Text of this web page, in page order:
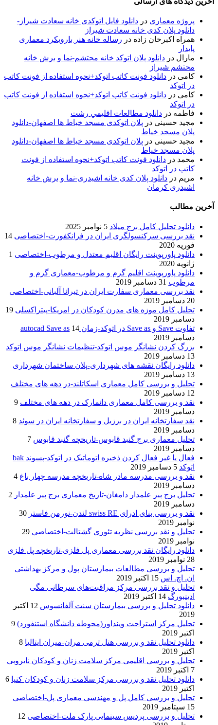
پروژه معماری در دانلود فایل اتوکدی خانه سعادت شیراز-
دانلود پلان کدی خانه سعادت شیراز
همراه اکبرخان زاده در رساله خانه هنر بارویکرد معماری
پایدار
مارال در دانلود پلان اتوکد خانه محتشم-نما و برش خانه
محتشم شیراز
کامی در دانلود فونت کاتب اتوکد+نحوه استفاده از فونت کاتب
در اتوکد
کامی در دانلود فونت کاتب اتوکد+نحوه استفاده از فونت کاتب
در اتوکد
فاطمه در دانلود مطالعات اقليمي رشت
مجید حسینی در پلان اتوکدی مسجد خیاط ها اصفهان-دانلود
پلان مسجد خیاط
مجید حسینی در پلان اتوکدی مسجد خیاط ها اصفهان-دانلود
پلان مسجد خیاط
محمد در دانلود فونت کاتب اتوکد+نحوه استفاده از فونت
کاتب در اتوکد
مریم در دانلود پلان کدی خانه اشیدری-نما و برش خانه
اشیدری کرمان
آخرین مطالب
دانلود تحلیل کامل برج میلاد 5 نوامبر 2025
نقد بررسی سرکنسولگری ایران در فرانکفورت-اختصاصی 14
فوریه 2020
دانلود پاورپوینت رایگان اقلیم معتدل و مرطوب-اختصاصی 1
ژانویه 2020
دانلود پاورپوینت اقلیم گرم و مرطوب-معماری گرم و
مرطوب 31 دسامبر 2019
نقد بررسی معماری سفارت ایران در تیرانا آلبانی-اختصاصی
20 دسامبر 2019
تحلیل کامل موزه های مدرن کودکان در امریکا-پیتراکسلی 19
دسامبر 2019
تفاوت Save و Save as در اتوکد-زمان autocad Save as
14
دسامبر 2019
بزرگ کردن نشانگر موس اتوکد-تنظیمات نشانگر موس اتوکد
13 دسامبر 2019
دانلود رایگان نقشه های شهرداری-پلان ساختمان شهرداری
13 دسامبر 2019
تحلیل و بررسی کامل معماری اسکاتلند-در دهه های مختلف
12 دسامبر 2019
نقد و بررسی کامل معماری دانمارک در دهه های مختلف 9
دسامبر 2019
نقد سفارتخانه ایران در برزیل و سفارتخانه ایران در سوئد 8
دسامبر 2019
تحلیل معماری برج گنبد قابوس-تاریخچه گنبد قابوس 7
دسامبر 2019
فعال یا غیر فعال کردن ذخیره اتوماتیک در اتوکد-پسوند bak
اتوکد 5 دسامبر 2019
نقد و بررسی مدرسه مادر شاه-تاریخچه مدرسه چهار باغ 4
دسامبر 2019
تحلیل برج پیر علمدار دامغان-تاریخ معماری برج پیر علمدار 2
دسامبر 2019
نقد و بررسی بنای ادرای swiss RE لندن-نورمن فاستر
30
نوامبر 2019
تحلیل و نقد بررسی نظریه تئوری گشتالت-اختصاصی 29
نوامبر 2019
دانلود رایگان نقد بررسی معماری پل فلزی-تاریخچه پل فلزی
28 نوامبر 2019
تحلیل و بررسی مطالعات بیمارستان پول و مرکز بهداشتی
ان. اچ. اس 15 اکتبر 2019
تحلیل و نقد بررسی مرکز مراقبت‌های سرطانی مگی
ادینبورگ 14 اکتبر 2019
دانلود تحلیل و بررسی بیمارستان سنت آلفانسوس
12 اکتبر
2019
تحلیل مرکز استراحت وینداور(محوطه دانشگاه استنفورد) 9
اکتبر 2019
دانلود تحلیل نقد و بررسی هتل ترمی مران-میران ایتالیا 8
اکتبر 2019
تحلیل و بررسی اقلیمی مرکز سلامت زنان و کودکان نایروبی
7 اکتبر 2019
دانلود تحلیل نقد و بررسی مرکز سلامت زنان و کودکان کنیا 6
اکتبر 2019
تحلیل و بررسی کامل پل و مهندسی معماری پل-اختصاصی
15 سپتامبر 2019
تحلیل و بررسی پردیس سینمایی پارک ملت-اختصاصی 12